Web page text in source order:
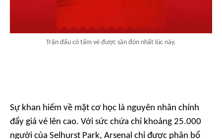
Trận đấu có tấm vé được săn đón nhất lúc này.
Sự khan hiếm về mặt cơ học là nguyên nhân chính
đẩy giá vé lên cao. Với sức chứa chỉ khoảng 25.000
người của Selhurst Park, Arsenal chỉ được phân bổ